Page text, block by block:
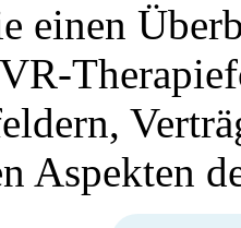
einen
Aspekten